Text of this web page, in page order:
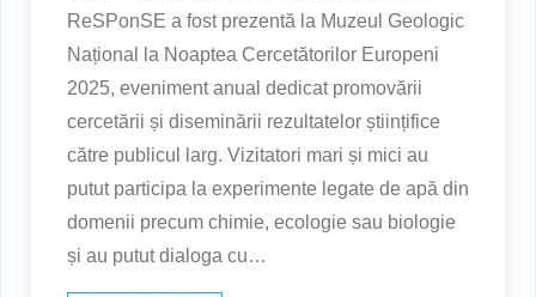
ReSPonSE a fost prezentă la Muzeul Geologic
Național la Noaptea Cercetătorilor Europeni
2025, eveniment anual dedicat promovării
cercetării și diseminării rezultatelor științifice
către publicul larg. Vizitatori mari și mici au
putut participa la experimente legate de apă din
domenii precum chimie, ecologie sau biologie
și au putut dialoga cu…